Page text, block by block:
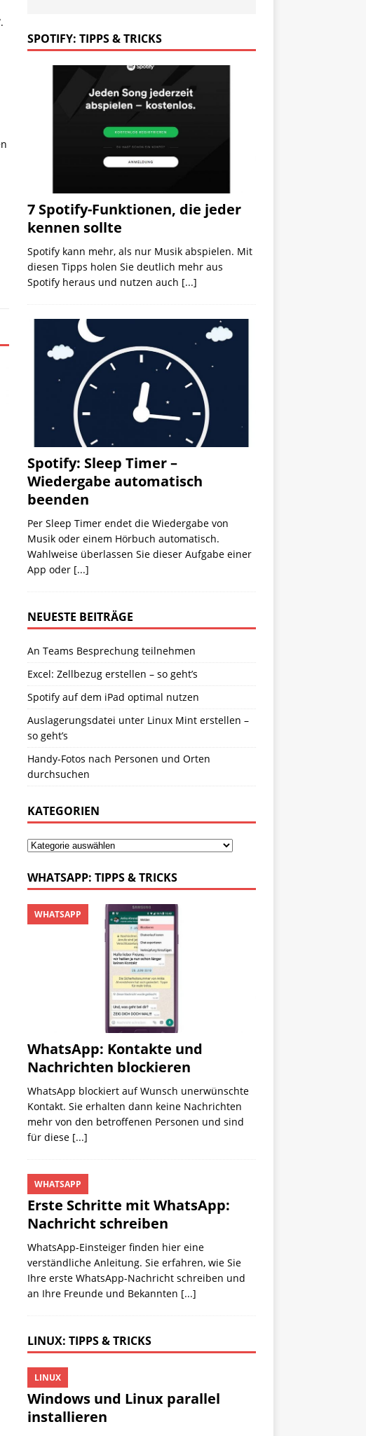
SPOTIFY: TIPPS & TRICKS
7 Spotify-Funktionen, die jeder
kennen sollte
Spotify kann mehr, als nur Musik abspielen. Mit
diesen Tipps holen Sie deutlich mehr aus
Spotify heraus und nutzen auch [...]
Spotify: Sleep Timer –
Wiedergabe automatisch
beenden
Per Sleep Timer endet die Wiedergabe von
Musik oder einem Hörbuch automatisch.
Wahlweise überlassen Sie dieser Aufgabe einer
App oder [...]
NEUESTE BEITRÄGE
An Teams Besprechung teilnehmen
Excel: Zellbezug erstellen – so geht’s
Spotify auf dem iPad optimal nutzen
Auslagerungsdatei unter Linux Mint erstellen –
so geht’s
Handy-Fotos nach Personen und Orten
durchsuchen
KATEGORIEN
WHATSAPP: TIPPS & TRICKS
WhatsApp: Kontakte und
Nachrichten blockieren
WHATSAPP
WhatsApp blockiert auf Wunsch unerwünschte
Kontakt. Sie erhalten dann keine Nachrichten
mehr von den betroffenen Personen und sind
für diese [...]
Erste Schritte mit WhatsApp:
Nachricht schreiben
WHATSAPP
WhatsApp-Einsteiger finden hier eine
verständliche Anleitung. Sie erfahren, wie Sie
Ihre erste WhatsApp-Nachricht schreiben und
an Ihre Freunde und Bekannten [...]
LINUX: TIPPS & TRICKS
Windows und Linux parallel
installieren
LINUX